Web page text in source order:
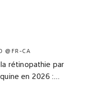
@FR-CA
rétinopathie par
en 2026 :